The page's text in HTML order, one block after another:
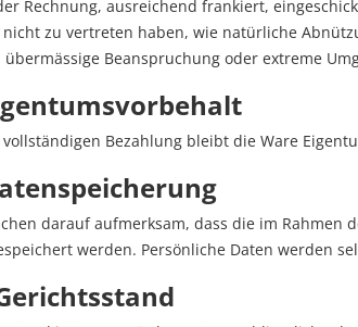
Rechnung, ausreichend frankiert,
zu vertreten haben, wie natürliche
Beanspruchung oder extreme
vollständigen Bezahlung bleibt die Ware
darauf aufmerksam, dass die im Rahmen
werden. Persönliche Daten werden